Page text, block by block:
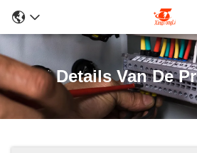
Details Van De